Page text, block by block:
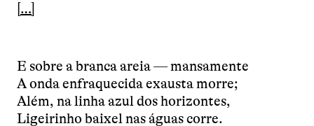
[…]
E sobre a branca areia — mansamente
A onda enfraquecida exausta morre;
Além, na linha azul dos horizontes,
Ligeirinho baixel nas águas corre.